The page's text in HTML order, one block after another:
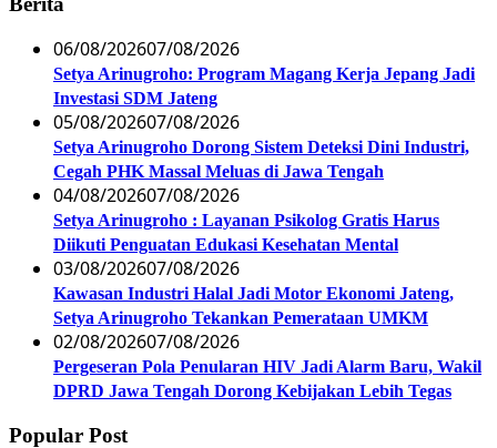
06/08/202607/08/2026
Setya Arinugroho: Program Magang Kerja Jepang Jadi
Investasi SDM Jateng
05/08/202607/08/2026
Setya Arinugroho Dorong Sistem Deteksi Dini Industri,
Cegah PHK Massal Meluas di Jawa Tengah
04/08/202607/08/2026
Setya Arinugroho : Layanan Psikolog Gratis Harus
Diikuti Penguatan Edukasi Kesehatan Mental
03/08/202607/08/2026
Kawasan Industri Halal Jadi Motor Ekonomi Jateng,
Setya Arinugroho Tekankan Pemerataan UMKM
02/08/202607/08/2026
Pergeseran Pola Penularan HIV Jadi Alarm Baru, Wakil
DPRD Jawa Tengah Dorong Kebijakan Lebih Tegas
Popular Post